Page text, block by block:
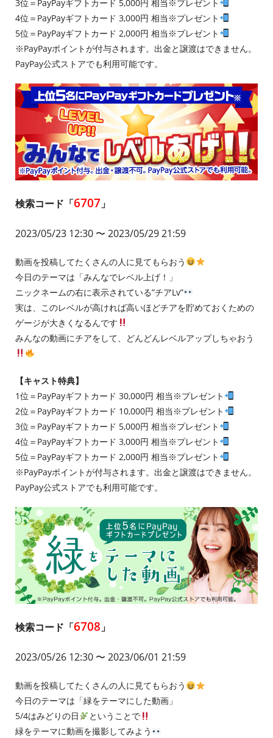
3位＝PayPayギフトカード 5,000円 相当※プレゼント
4位＝PayPayギフトカード 3,000円 相当※プレゼント
5位＝PayPayギフトカード 2,000円 相当※プレゼント
※PayPayポイントが付与されます。出金と譲渡はできません。
PayPay公式ストアでも利用可能です。
検索コード「6707 」
2023/05/23 12:30 〜 2023/05/29 21:59
動画を投稿してたくさんの人に見てもらおう
今日のテーマは「みんなでレベル上げ！」
ニックネームの右に表示されている”チアLv”
実は、このレベルが高ければ高いほどチアを貯めておくための
ゲージが大きくなるんです
みんなの動画にチアをして、どんどんレベルアップしちゃおう
【キャスト特典】
1位＝PayPayギフトカード 30,000円 相当※プレゼント
2位＝PayPayギフトカード 10,000円 相当※プレゼント
3位＝PayPayギフトカード 5,000円 相当※プレゼント
4位＝PayPayギフトカード 3,000円 相当※プレゼント
5位＝PayPayギフトカード 2,000円 相当※プレゼント
※PayPayポイントが付与されます。出金と譲渡はできません。
PayPay公式ストアでも利用可能です。
検索コード「6708 」
2023/05/26 12:30 〜 2023/06/01 21:59
動画を投稿してたくさんの人に見てもらおう
今日のテーマは「緑をテーマにした動画」
5/4はみどりの日
ということで
緑をテーマに動画を撮影してみよう